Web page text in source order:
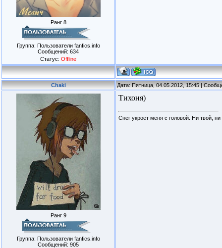
Ранг 8
Группа: Пользователи fanfics.info
Сообщений: 634
Статус: Offline
Chaki Дата: Пятница, 04.05.2012, 15:45 |
Ранг 9
Группа: Пользователи fanfics.info
Сообщений: 905
Тихоня)
Снег укроет меня с головой. Ни твой,